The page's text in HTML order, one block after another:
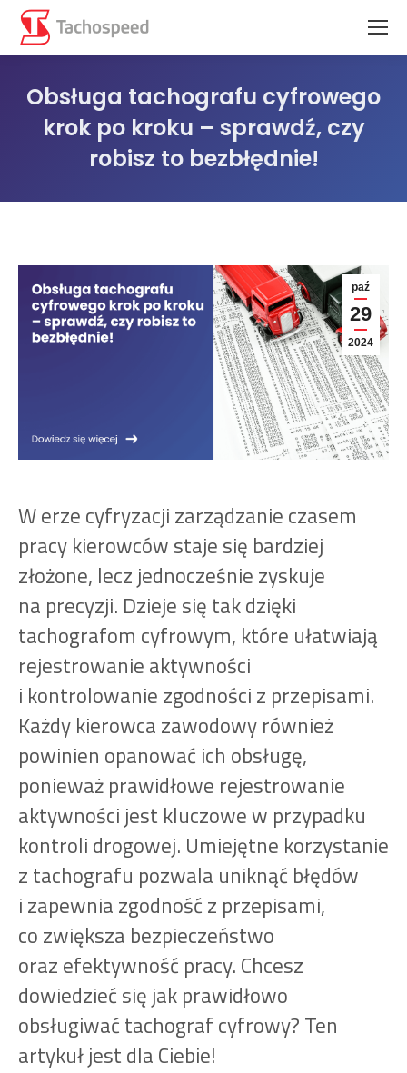
Obsługa tachografu cyfrowego
krok po kroku – sprawdź, czy
robisz to bezbłędnie!
paź
29
2024
W erze cyfryzacji zarządzanie czasem
pracy kierowców staje się bardziej
złożone, lecz jednocześnie zyskuje
na precyzji. Dzieje się tak dzięki
tachografom cyfrowym, które ułatwiają
rejestrowanie aktywności
i kontrolowanie zgodności z przepisami.
Każdy kierowca zawodowy również
powinien opanować ich obsługę,
ponieważ prawidłowe rejestrowanie
aktywności jest kluczowe w przypadku
kontroli drogowej. Umiejętne korzystanie
z tachografu pozwala uniknąć błędów
i zapewnia zgodność z przepisami,
co zwiększa bezpieczeństwo
oraz efektywność pracy. Chcesz
dowiedzieć się jak prawidłowo
obsługiwać tachograf cyfrowy? Ten
artykuł jest dla Ciebie!